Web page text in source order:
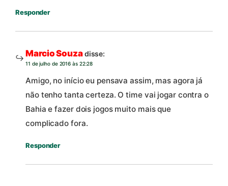
Responder
Marcio Souzadisse:
11 de julho de 2016 às 22:28
Amigo, no início eu pensava assim, mas agora já
não tenho tanta certeza. O time vai jogar contra o
Bahia e fazer dois jogos muito mais que
complicado fora.
Responder